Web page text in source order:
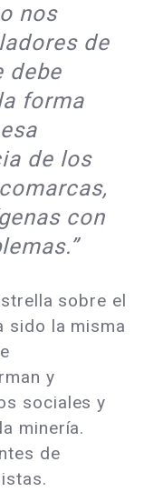
nos
de
debe
forma
de los
con
sobre el
sido la misma
y
sociales y
minería.
de